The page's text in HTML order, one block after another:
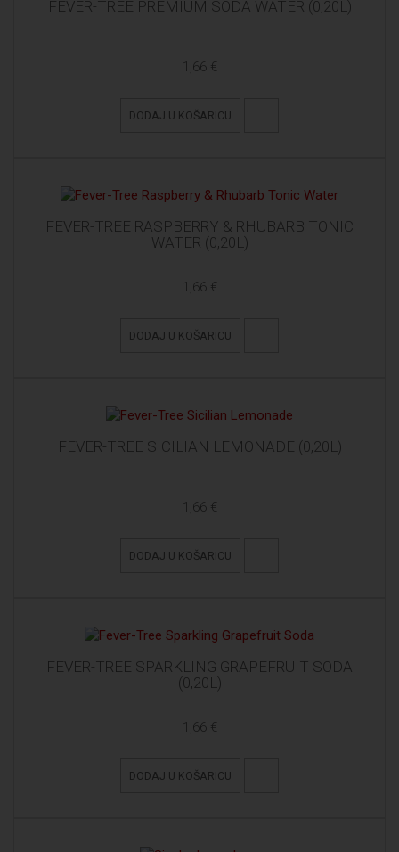
FEVER-TREE PREMIUM SODA WATER (0,20L)
1,66 €
DODAJ U KOŠARICU
FEVER-TREE RASPBERRY & RHUBARB TONIC
WATER (0,20L)
1,66 €
DODAJ U KOŠARICU
FEVER-TREE SICILIAN LEMONADE (0,20L)
1,66 €
DODAJ U KOŠARICU
FEVER-TREE SPARKLING GRAPEFRUIT SODA
(0,20L)
1,66 €
DODAJ U KOŠARICU